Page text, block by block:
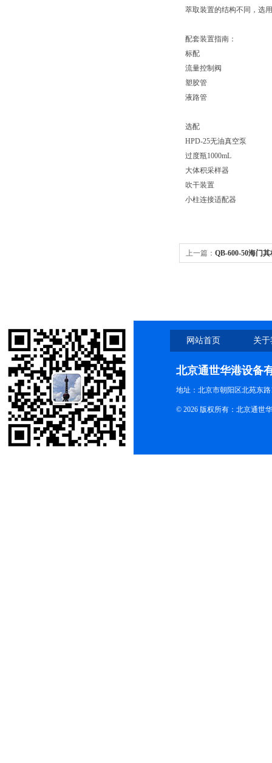
萃取装置的结构不同，选
配套装置指南：
标配
流量控制阀
塑胶管
液路管
选配
HPD-25无油真空泵
过度瓶1000mL
大体积采样器
吹干装置
小柱连接适配器
上一篇： QB-600-50海门
网站首页 关
北京通世华港设备
地址：北京市朝阳区北苑东路
© 2026 版权所有：北京通世